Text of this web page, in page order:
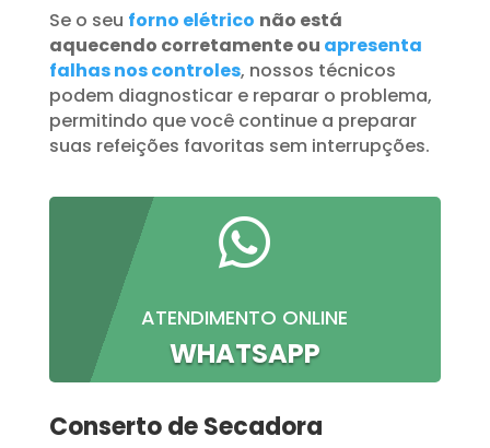
Se o seu forno elétrico não está
aquecendo corretamente ou apresenta
falhas nos controles, nossos técnicos
podem diagnosticar e reparar o problema,
permitindo que você continue a preparar
suas refeições favoritas sem interrupções.

ATENDIMENTO ONLINE
WHATSAPP
Conserto de Secadora